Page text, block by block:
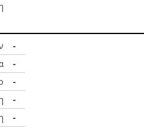
-
-
-
-
-